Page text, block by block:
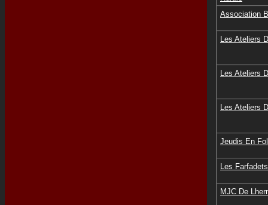
Association
Les Ateliers
Les Ateliers
Les Ateliers
Jeudis En
Les
MJC De